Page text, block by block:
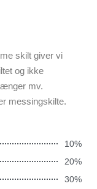
skilt giver vi
og ikke
mv.
messingskilte.
10%
20%
30%